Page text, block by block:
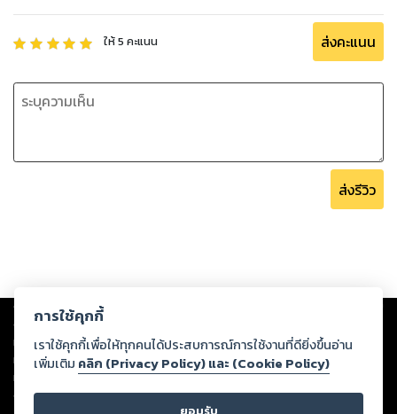
ให้5 คะแนน ส่งคะแนน
ส่งรีวิว
Copyright © 2026
ต่อผลงานหรือเนื้อหาใดที่อัปโหลดผ่านเว็บไซต์และปรากฏว่าละเมิดสิทธิใน
ทรัพย์สินทางปัญญาของบุคคลอื่นหรือขัดต่อกฎหมายและศีลธรรม ดังนั้น ผู้อ่าน
ทุกท่านโปรดใช้วิจารณญาณในการกลั่นกรองด้วยตนเอง และหากท่านพบว่าส่วน
หนึ่งส่วนใดขัดต่อกฎหมายและศีลธรรม กรุณาแจ้งมายังบริษัท เพื่อทีมงานจะได้
ดำเนินการในทันที ทั้งนี้ ทางสตอรี่ล็อกขอสงวนลิขสิทธิ์ตามพระราชบัญญัติ
การใช้คุกกี้
เราใช้คุกกี้เพื่อให้ทุกคนได้ประสบการณ์การใช้งานที่ดียิ่งขึ้นอ่าน
เพิ่มเติม คลิก (Privacy Policy) และ (Cookie Policy)